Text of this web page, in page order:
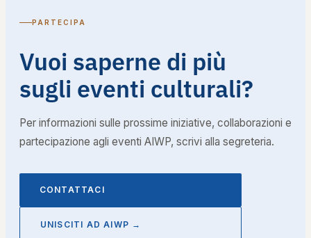
PARTECIPA
Vuoi saperne di più
sugli eventi culturali?
Per informazioni sulle prossime iniziative, collaborazioni e
partecipazione agli eventi AIWP, scrivi alla segreteria.
CONTATTACI
UNISCITI AD AIWP →